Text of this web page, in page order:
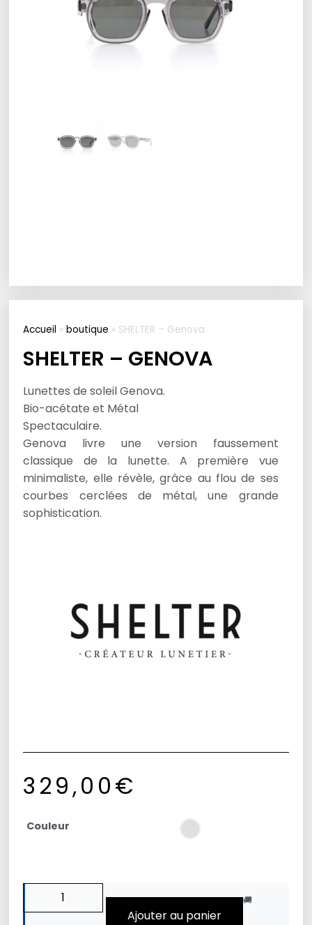
Accueil »boutique » SHELTER – Genova
SHELTER – GENOVA
Lunettes de soleil Genova.
Bio-acétate et Métal
Spectaculaire.
Genova livre une version faussement
classique de la lunette. A première vue
minimaliste, elle révèle, grâce au flou de ses
courbes cerclées de métal, une grande
sophistication.
329,00€
Couleur
Ajouter au panier
🚚